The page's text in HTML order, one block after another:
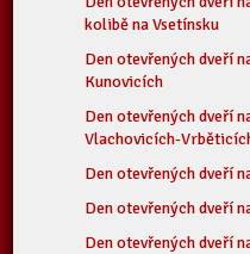
kolibě na Vsetínsku
Den otevřených dveří
Kunovicích
Den otevřených dveří
Vlachovicích-
Den otevřených dveří
Den otevřených dveří
Den otevřených dveří